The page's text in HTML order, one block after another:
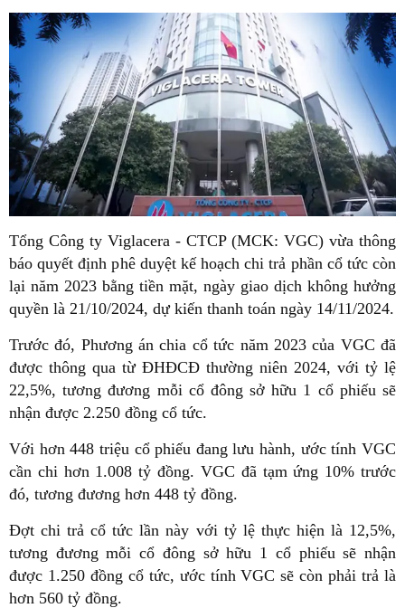
Tổng Công ty Viglacera - CTCP (MCK: VGC) vừa thông
báo quyết định phê duyệt kế hoạch chi trả phần cổ tức còn
lại năm 2023 bằng tiền mặt, ngày giao dịch không hưởng
quyền là 21/10/2024, dự kiến thanh toán ngày 14/11/2024.
Trước đó, Phương án chia cổ tức năm 2023 của VGC đã
được thông qua từ ĐHĐCĐ thường niên 2024, với tỷ lệ
22,5%, tương đương mỗi cổ đông sở hữu 1 cổ phiếu sẽ
nhận được 2.250 đồng cổ tức.
Với hơn 448 triệu cổ phiếu đang lưu hành, ước tính VGC
cần chi hơn 1.008 tỷ đồng. VGC đã tạm ứng 10% trước
đó, tương đương hơn 448 tỷ đồng.
Đợt chi trả cổ tức lần này với tỷ lệ thực hiện là 12,5%,
tương đương mỗi cổ đông sở hữu 1 cổ phiếu sẽ nhận
được 1.250 đồng cổ tức, ước tính VGC sẽ còn phải trả là
hơn 560 tỷ đồng.